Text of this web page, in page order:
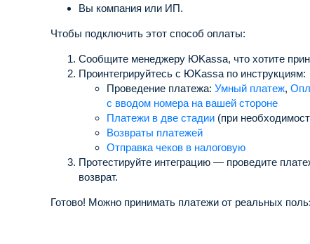
Вы компания или ИП.
Чтобы подключить этот способ оплаты:
Сообщите менеджеру ЮKassa, что хотите
Проинтегрируйтесь с ЮKassa по инструкциям:
Проведение платежа: Умный платеж,
с вводом номера на вашей стороне
Платежи в две стадии (при
Возвраты платежей
Отправка чеков в налоговую
Протестируйте интеграцию — проведите
возврат.
Готово! Можно принимать платежи от реальных